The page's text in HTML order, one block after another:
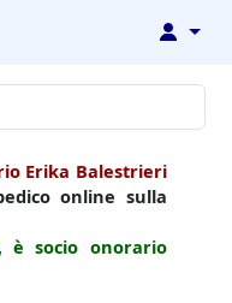
↓
Erika Balestrieri
online sulla
è socio onorario